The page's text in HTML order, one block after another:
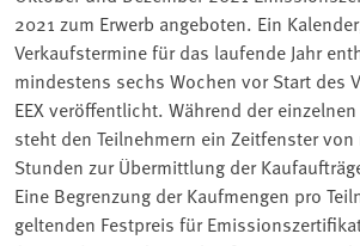
2021 zum Erwerb angeboten. Ein
Verkaufstermine für das laufende Jahr
mindestens sechs Wochen vor Start des
EEX veröffentlicht. Während der
steht den Teilnehmern ein Zeitfenster
Stunden zur Übermittlung der
Eine Begrenzung der Kaufmengen pro
geltenden Festpreis für